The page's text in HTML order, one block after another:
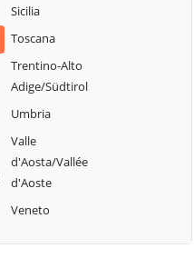
Rezzago
Rodero
Rovellasca
Rovello Porro
San Nazzaro Val
Sicilia
Toscana
Trentino-Alto
Adige/Südtirol
Umbria
Valle
d'Aosta/Vallée
d'Aoste
Veneto